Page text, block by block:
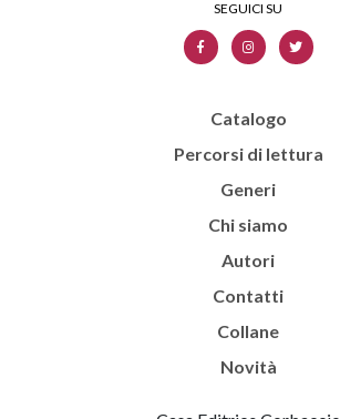
Catalogo
Percorsi di lettura
Generi
Chi siamo
Autori
Contatti
Collane
Novità